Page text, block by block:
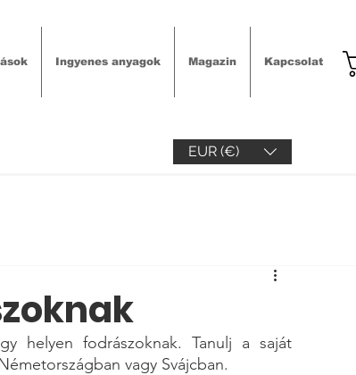
Ingyenes anyagok Magazin Kapcsolat
EUR (€)
helyen fodrászoknak. Tanulj a saját
vagy Svájcban.